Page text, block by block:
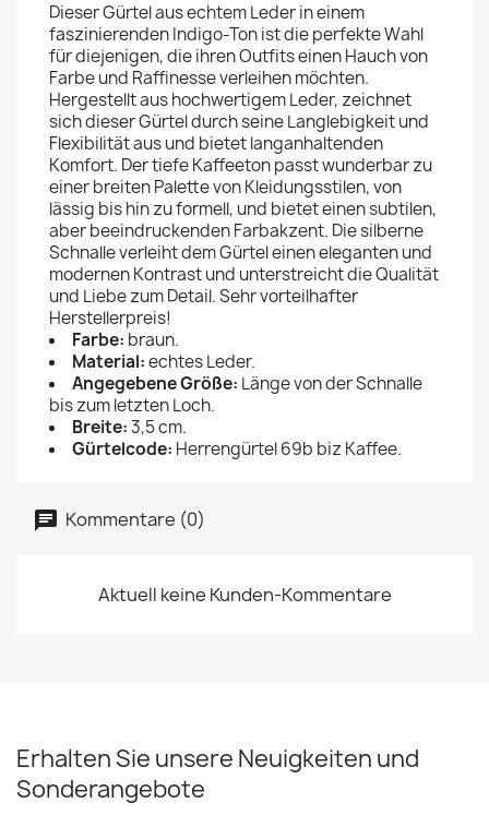
Dieser Gürtel aus echtem Leder in einem
faszinierenden Indigo-Ton ist die perfekte Wahl
für diejenigen, die ihren Outfits einen Hauch von
Farbe und Raffinesse verleihen möchten.
Hergestellt aus hochwertigem Leder, zeichnet
sich dieser Gürtel durch seine Langlebigkeit und
Flexibilität aus und bietet langanhaltenden
Komfort. Der tiefe Kaffeeton passt wunderbar zu
einer breiten Palette von Kleidungsstilen, von
lässig bis hin zu formell, und bietet einen subtilen,
aber beeindruckenden Farbakzent. Die silberne
Schnalle verleiht dem Gürtel einen eleganten und
modernen Kontrast und unterstreicht die Qualität
und Liebe zum Detail. Sehr vorteilhafter
Herstellerpreis!
Farbe: braun.
Material:echtes Leder.
Angegebene Größe: Länge von der Schnalle
bis zum letzten Loch.
Breite:3,5 cm.
Gürtelcode: Herrengürtel 69b biz Kaffee.
Kommentare (0)
Aktuell keine Kunden-Kommentare
Erhalten Sie unsere Neuigkeiten und
Sonderangebote